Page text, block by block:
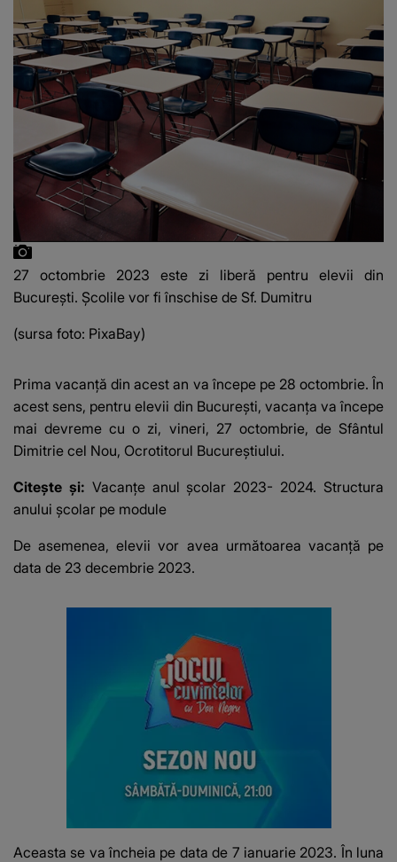
27 octombrie 2023 este zi liberă pentru elevii din
București. Școlile vor fi înschise de Sf. Dumitru
(sursa foto: PixaBay)
Prima vacanță din acest an va începe pe 28 octombrie. În
acest sens, pentru elevii din București, vacanța va începe
mai devreme cu o zi, vineri, 27 octombrie, de Sfântul
Dimitrie cel Nou, Ocrotitorul Bucureștiului.
Citește și: Vacanțe anul școlar 2023- 2024. Structura
anului școlar pe module
De asemenea, elevii vor avea următoarea vacanță pe
data de 23 decembrie 2023.
Aceasta se va încheia pe data de 7 ianuarie 2023. În luna